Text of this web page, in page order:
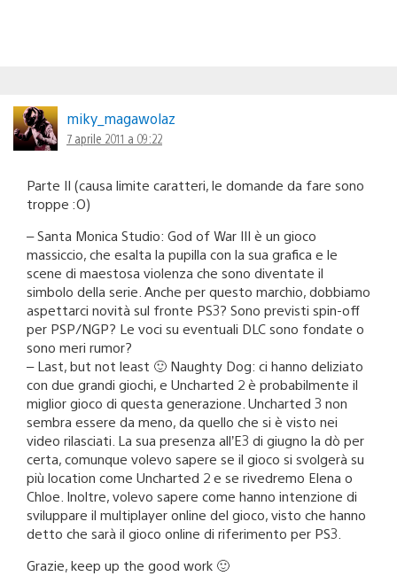
miky_magawolaz
7 aprile 2011 a 09:22
Parte II (causa limite caratteri, le domande da fare sono
troppe :O)
– Santa Monica Studio: God of War III è un gioco
massiccio, che esalta la pupilla con la sua grafica e le
scene di maestosa violenza che sono diventate il
simbolo della serie. Anche per questo marchio, dobbiamo
aspettarci novità sul fronte PS3? Sono previsti spin-off
per PSP/NGP? Le voci su eventuali DLC sono fondate o
sono meri rumor?
– Last, but not least 🙂 Naughty Dog: ci hanno deliziato
con due grandi giochi, e Uncharted 2 è probabilmente il
miglior gioco di questa generazione. Uncharted 3 non
sembra essere da meno, da quello che si è visto nei
video rilasciati. La sua presenza all’E3 di giugno la dò per
certa, comunque volevo sapere se il gioco si svolgerà su
più location come Uncharted 2 e se rivedremo Elena o
Chloe. Inoltre, volevo sapere come hanno intenzione di
sviluppare il multiplayer online del gioco, visto che hanno
detto che sarà il gioco online di riferimento per PS3.
Grazie, keep up the good work 🙂